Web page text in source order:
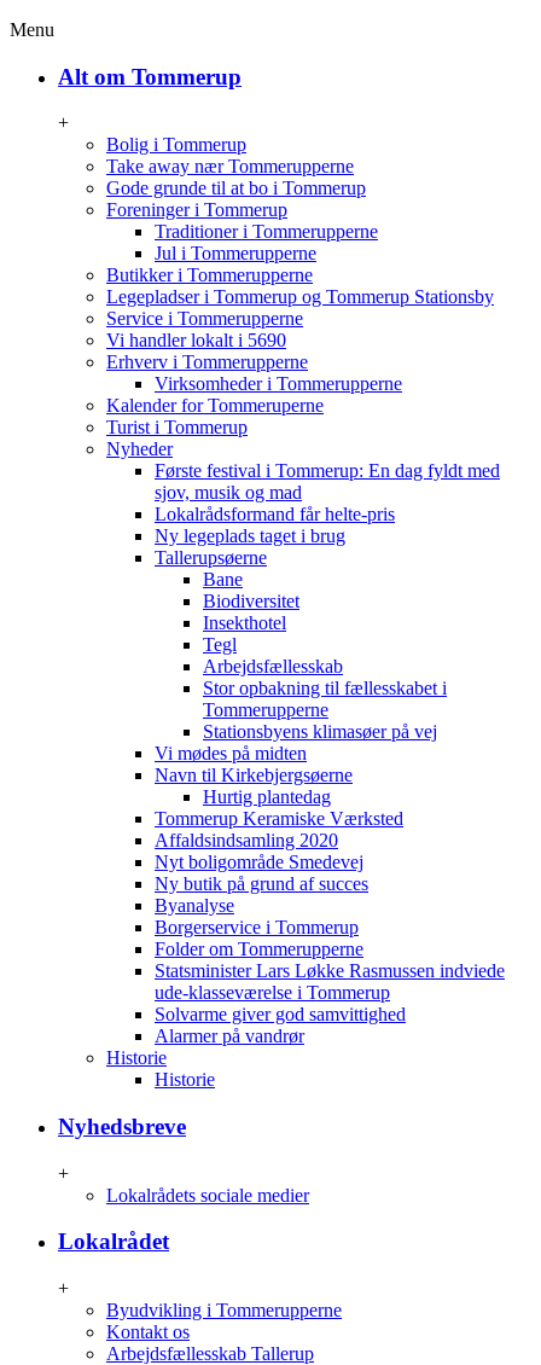
Menu
Alt om Tommerup
+
Bolig i Tommerup
Take away nær Tommerupperne
Gode grunde til at bo i Tommerup
Foreninger i Tommerup
Traditioner i Tommerupperne
Jul i Tommerupperne
Butikker i Tommerupperne
Legepladser i Tommerup og Tommerup Stationsby
Service i Tommerupperne
Vi handler lokalt i 5690
Erhverv i Tommerupperne
Virksomheder i Tommerupperne
Kalender for Tommeruperne
Turist i Tommerup
Nyheder
Første festival i Tommerup: En dag fyldt med
sjov, musik og mad
Lokalrådsformand får helte-pris
Ny legeplads taget i brug
Tallerupsøerne
Bane
Biodiversitet
Insekthotel
Tegl
Arbejdsfællesskab
Stor opbakning til fællesskabet i
Tommerupperne
Stationsbyens klimasøer på vej
Vi mødes på midten
Navn til Kirkebjergsøerne
Hurtig plantedag
Tommerup Keramiske Værksted
Affaldsindsamling 2020
Nyt boligområde Smedevej
Ny butik på grund af succes
Byanalyse
Borgerservice i Tommerup
Folder om Tommerupperne
Statsminister Lars Løkke Rasmussen indviede
ude-klasseværelse i Tommerup
Solvarme giver god samvittighed
Alarmer på vandrør
Historie
Historie
Nyhedsbreve
+
Lokalrådets sociale medier
Lokalrådet
+
Byudvikling i Tommerupperne
Kontakt os
Arbejdsfællesskab Tallerup